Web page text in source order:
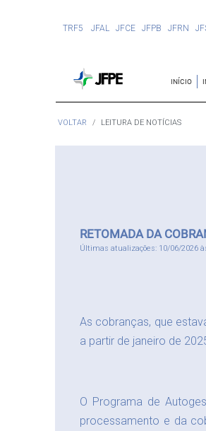
TRF5 JFAL JFCE JFPB JFRN
INÍCIO
VOLTAR LEITURA DE NOTÍCIAS
RETOMADA DA
Últimas atualizações: 10/06/2026
As cobranças, que
a partir de janeiro de
O Programa de
processamento e da